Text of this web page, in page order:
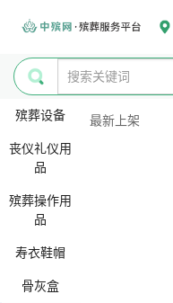
殡葬设备
丧仪礼仪用
品
殡葬操作用
品
寿衣鞋帽
骨灰盒
最新上架